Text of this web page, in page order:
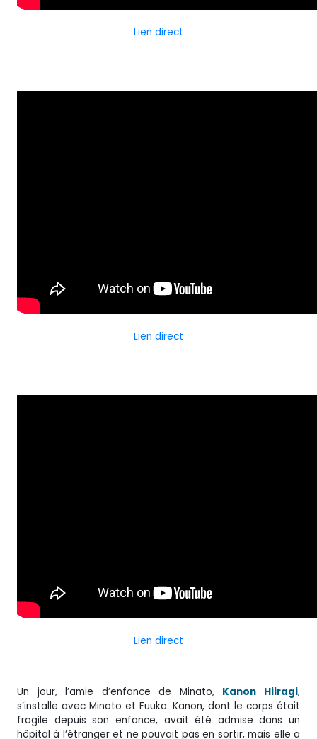
Lien direct
Lien direct
Lien direct
Un jour, l’amie d’enfance de Minato, Kanon Hiiragi,
s’installe avec Minato et Fuuka. Kanon, dont le corps était
fragile depuis son enfance, avait été admise dans un
hôpital à l’étranger et ne pouvait pas en sortir, mais elle a